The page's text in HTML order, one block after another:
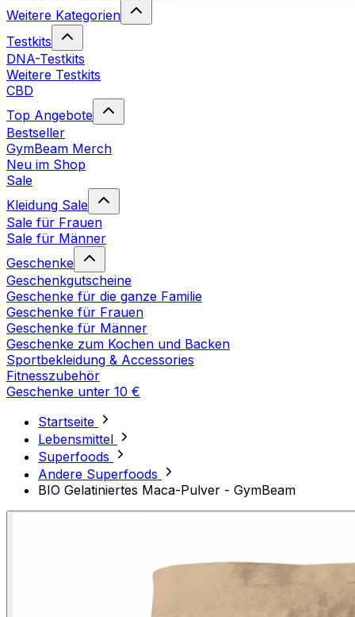
Weitere Kategorien
Testkits
DNA-Testkits
Weitere Testkits
CBD
Top Angebote
Bestseller
GymBeam Merch
Neu im Shop
Sale
Kleidung Sale
Sale für Frauen
Sale für Männer
Geschenke
Geschenkgutscheine
Geschenke für die ganze Familie
Geschenke für Frauen
Geschenke für Männer
Geschenke zum Kochen und Backen
Sportbekleidung & Accessories
Fitnesszubehör
Geschenke unter 10 €
Startseite
Lebensmittel
Superfoods
Andere Superfoods
BIO Gelatiniertes Maca-Pulver - GymBeam